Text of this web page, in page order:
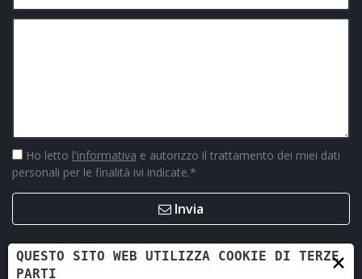
Ho letto l'informativa e autorizzo il trattamento dei miei dati
personali per le finalità ivi indicate.*
Invia
×
QUESTO SITO WEB UTILIZZA COOKIE DI TERZE
PARTI